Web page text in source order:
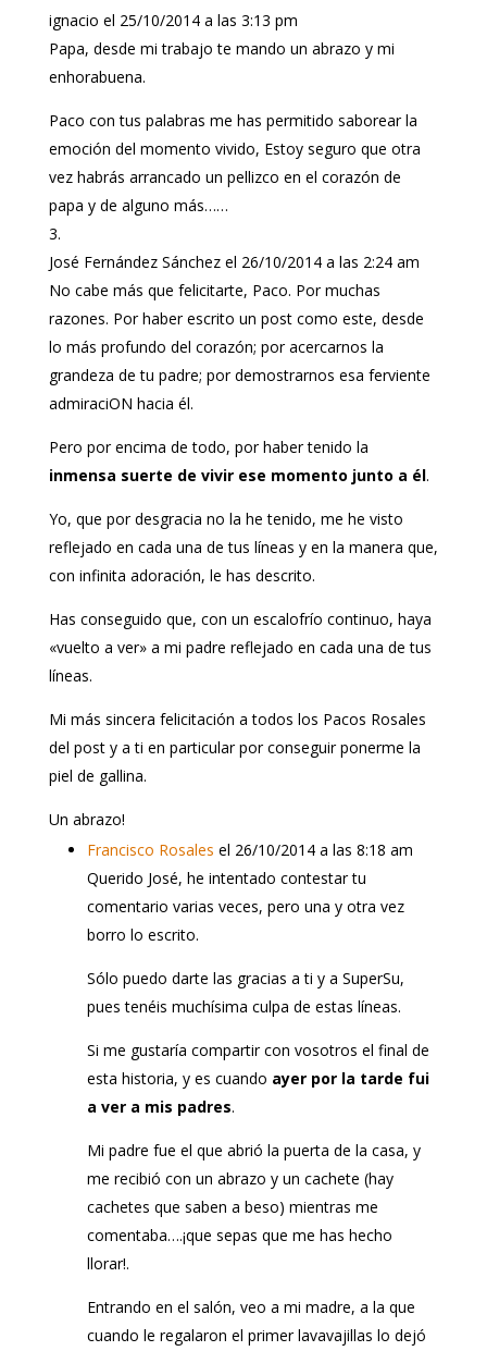
ignacio el 25/10/2014 a las 3:13 pm
Papa, desde mi trabajo te mando un abrazo y mi
enhorabuena.
Paco con tus palabras me has permitido saborear la
emoción del momento vivido, Estoy seguro que otra
vez habrás arrancado un pellizco en el corazón de
papa y de alguno más……
José Fernández Sánchez el 26/10/2014 a las 2:24 am
No cabe más que felicitarte, Paco. Por muchas
razones. Por haber escrito un post como este, desde
lo más profundo del corazón; por acercarnos la
grandeza de tu padre; por demostrarnos esa ferviente
admiraciON hacia él.
Pero por encima de todo, por haber tenido la
inmensa suerte de vivir ese momento junto a él.
Yo, que por desgracia no la he tenido, me he visto
reflejado en cada una de tus líneas y en la manera que,
con infinita adoración, le has descrito.
Has conseguido que, con un escalofrío continuo, haya
«vuelto a ver» a mi padre reflejado en cada una de tus
líneas.
Mi más sincera felicitación a todos los Pacos Rosales
del post y a ti en particular por conseguir ponerme la
piel de gallina.
Un abrazo!
Francisco Rosales el 26/10/2014 a las 8:18 am
Querido José, he intentado contestar tu
comentario varias veces, pero una y otra vez
borro lo escrito.
Sólo puedo darte las gracias a ti y a SuperSu,
pues tenéis muchísima culpa de estas líneas.
Si me gustaría compartir con vosotros el final de
esta historia, y es cuando ayer por la tarde fui
a ver a mis padres.
Mi padre fue el que abrió la puerta de la casa, y
me recibió con un abrazo y un cachete (hay
cachetes que saben a beso) mientras me
comentaba….¡que sepas que me has hecho
llorar!.
Entrando en el salón, veo a mi madre, a la que
cuando le regalaron el primer lavavajillas lo dejó